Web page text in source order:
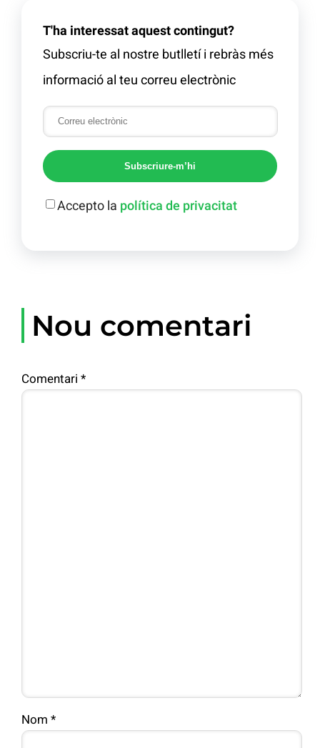
T'ha interessat aquest contingut?
Subscriu-te al nostre butlletí i rebràs més
informació al teu correu electrònic
Subscriure-m’hi
Accepto la política de privacitat
Nou comentari
Comentari *
Nom *